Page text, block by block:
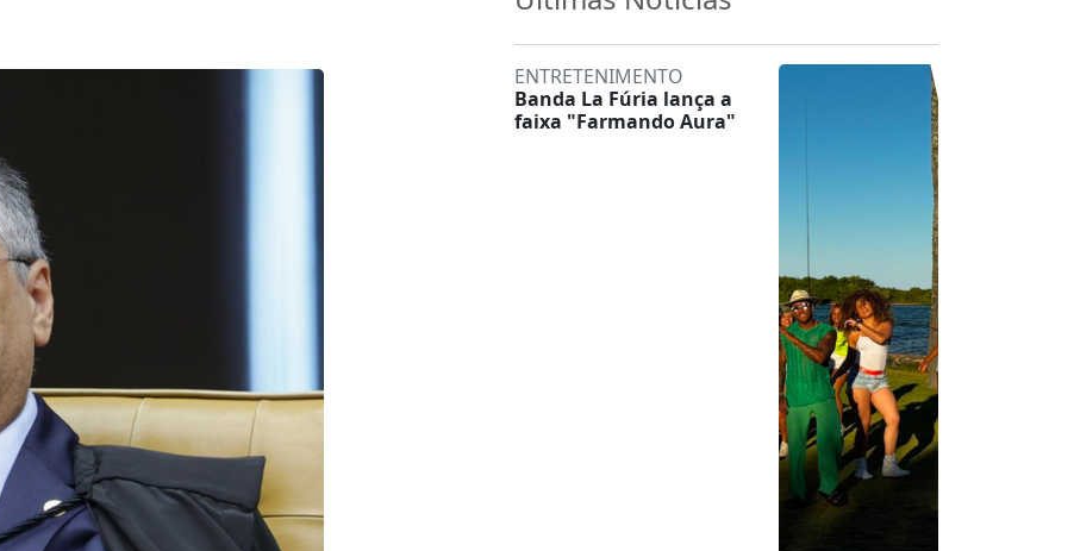
ENTRETENIMENTO
Banda La Fúria lança a
faixa "Farmando Aura"